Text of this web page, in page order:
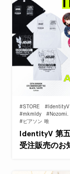
#STORE #IdentityV
#mkmldy
#Nozomi.
#ピアソン 唯
IdentityV 第
受注販売のお